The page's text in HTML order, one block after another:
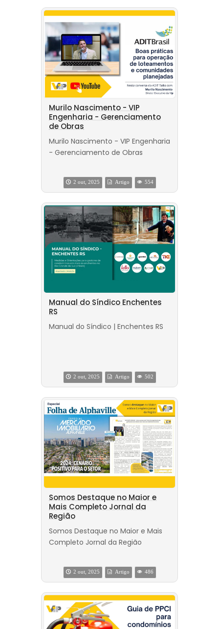
Murilo Nascimento - VIP
Engenharia - Gerenciamento
de Obras
Murilo Nascimento - VIP Engenharia
- Gerenciamento de Obras
2 out, 2025 Artigo 554
Manual do Síndico Enchentes
RS
Manual do Síndico | Enchentes RS
2 out, 2025 Artigo 502
Somos Destaque no Maior e
Mais Completo Jornal da
Região
Somos Destaque no Maior e Mais
Completo Jornal da Região
2 out, 2025 Artigo 486